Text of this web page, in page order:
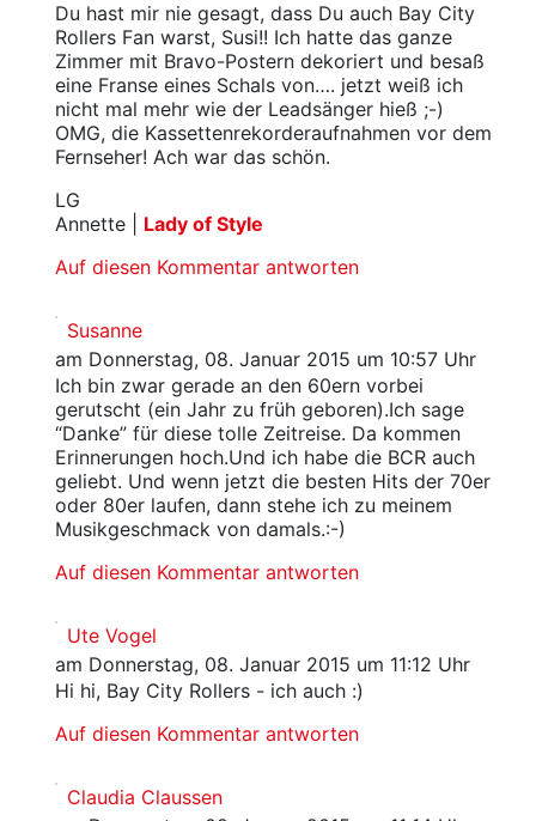
Du hast mir nie gesagt, dass Du auch Bay City
Rollers Fan warst, Susi!! Ich hatte das ganze
Zimmer mit Bravo-Postern dekoriert und besaß
eine Franse eines Schals von…. jetzt weiß ich
nicht mal mehr wie der Leadsänger hieß ;-)
OMG, die Kassettenrekorderaufnahmen vor dem
Fernseher! Ach war das schön.
LG
Annette | Lady of Style
Auf diesen Kommentar antworten
Susanne
am Donnerstag, 08. Januar 2015 um 10:57 Uhr
Ich bin zwar gerade an den 60ern vorbei
gerutscht (ein Jahr zu früh geboren).Ich sage
“Danke” für diese tolle Zeitreise. Da kommen
Erinnerungen hoch.Und ich habe die BCR auch
geliebt. Und wenn jetzt die besten Hits der 70er
oder 80er laufen, dann stehe ich zu meinem
Musikgeschmack von damals.:-)
Auf diesen Kommentar antworten
Ute Vogel
am Donnerstag, 08. Januar 2015 um 11:12 Uhr
Hi hi, Bay City Rollers - ich auch :)
Auf diesen Kommentar antworten
Claudia Claussen